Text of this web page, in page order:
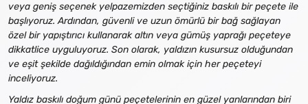
veya geniş seçenek yelpazemizden seçtiğiniz baskılı bir peçete ile
başlıyoruz. Ardından, güvenli ve uzun ömürlü bir bağ sağlayan
özel bir yapıştırıcı kullanarak altın veya gümüş yaprağı peçeteye
dikkatlice uyguluyoruz. Son olarak, yaldızın kusursuz olduğundan
ve eşit şekilde dağıldığından emin olmak için her peçeteyi
inceliyoruz.
Yaldız baskılı doğum günü peçetelerinin en güzel yanlarından biri